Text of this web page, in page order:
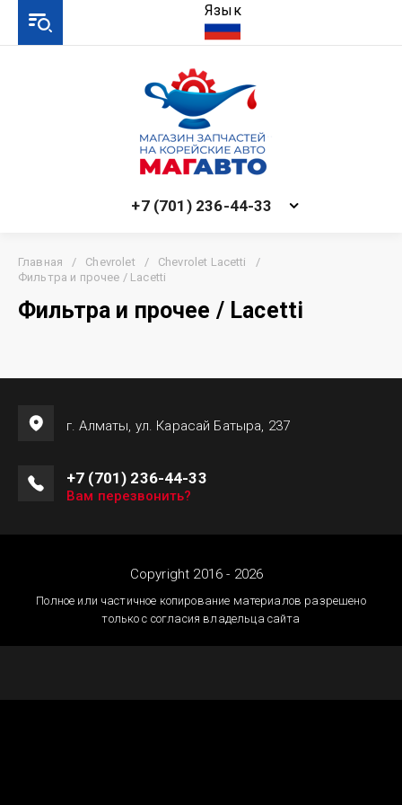
+7 (701) 236-44-33
Главная / Chevrolet / Chevrolet Lacetti
/
Фильтра и прочее / Lacetti
Фильтра и прочее / Lacetti
г. Алматы, ул. Карасай Батыра, 237
+7 (701) 236-44-33
Вам перезвонить?
Copyright 2016 - 2026
Полное или частичное копирование материалов разрешено
только с согласия владельца сайта
Язык